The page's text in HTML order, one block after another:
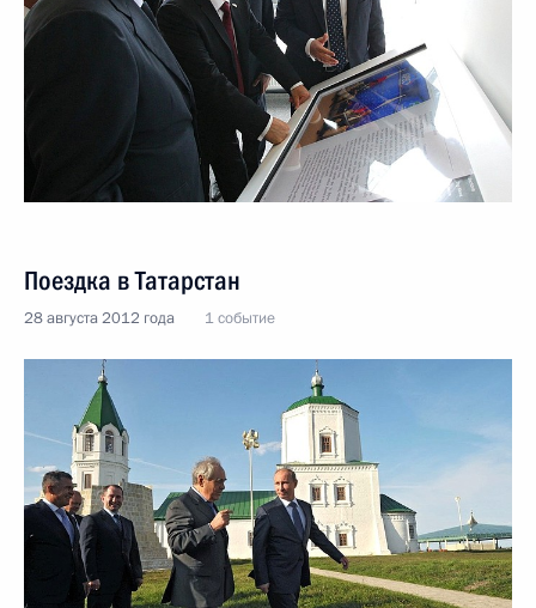
Поездка в Татарстан
28 августа 2012 года 1 событие